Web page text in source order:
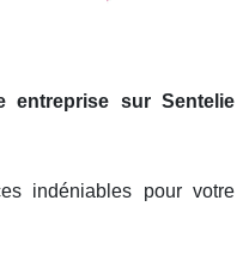
entreprise sur Sentelie
indéniables pour votre